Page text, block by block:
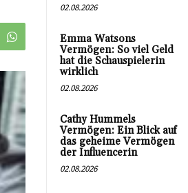
02.08.2026
Emma Watsons
Vermögen: So viel Geld
hat die Schauspielerin
wirklich
02.08.2026
Cathy Hummels
Vermögen: Ein Blick auf
das geheime Vermögen
der Influencerin
02.08.2026